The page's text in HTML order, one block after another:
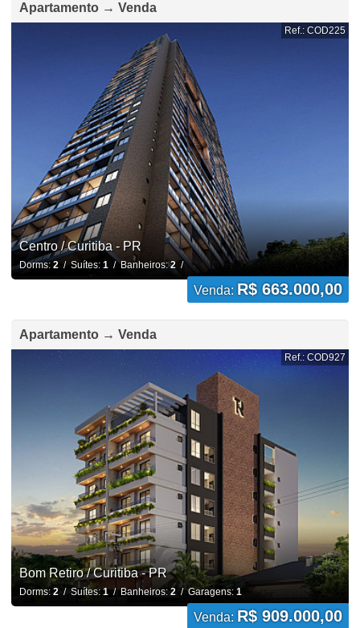
Apartamento → Venda
Ref.: COD225
Centro / Curitiba - PR
Dorms: 2/ Suítes: 1/ Banheiros:2/
Venda: R$ 663.000,00
Apartamento → Venda
Ref.: COD927
Bom Retiro / Curitiba - PR
Dorms: 2/ Suítes:1/ Banheiros: 2/ Garagens: 1
Venda: R$ 909.000,00